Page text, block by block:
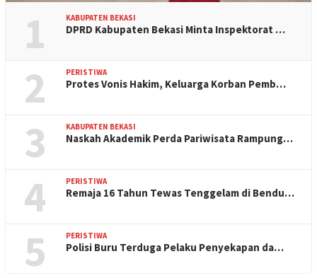
1 KABUPATEN BEKASI
DPRD Kabupaten Bekasi Minta Inspektorat …
2 PERISTIWA
Protes Vonis Hakim, Keluarga Korban Pemb…
3 KABUPATEN BEKASI
Naskah Akademik Perda Pariwisata Rampung…
4 PERISTIWA
Remaja 16 Tahun Tewas Tenggelam di Bendu…
5 PERISTIWA
Polisi Buru Terduga Pelaku Penyekapan da…